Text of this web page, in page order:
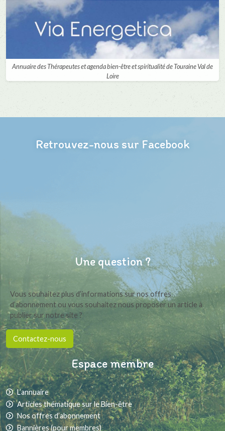
Annuaire des Thérapeutes et agenda bien-être et spiritualité de Touraine Val de
Loire
Retrouvez-nous sur Facebook
Une question ?
Vous souhaitez plus d’informations sur nos offres
d’abonnement ou vous souhaitez nous proposer un article à
publier sur notre site ?
Contactez-nous
Espace membre
L’annuaire
Articles thématique sur le Bien-être
Nos offres d’abonnement
Bannières (pour membres)